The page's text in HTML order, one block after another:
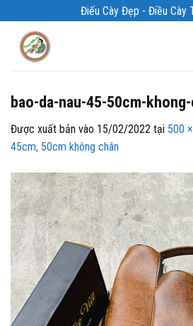
qua
Điếu Cày Đẹp - Điều Cày
bao-da-nau-45-50cm-
Được xuất bản vào 15/02/2022 tại 500
45cm, 50cm không chân